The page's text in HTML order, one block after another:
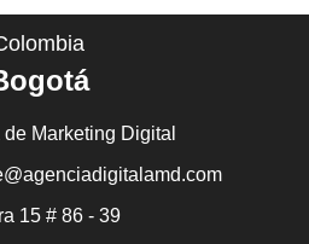
Marketing Digital
15 # 86 - 39